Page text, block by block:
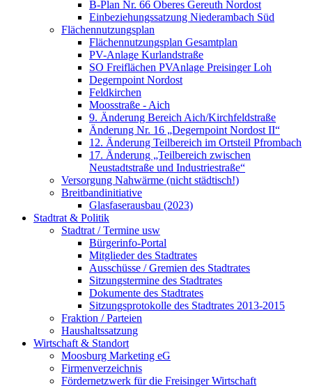
B-Plan Nr. 66 Oberes Gereuth Nordost
Einbeziehungssatzung Niederambach Süd
Flächennutzungsplan
Flächennutzungsplan Gesamtplan
PV-Anlage Kurlandstraße
SO Freiflächen PV­Anlage Preisinger Loh
Degernpoint Nordost
Feldkirchen
Moosstraße - Aich
9. Änderung Bereich Aich/Kirchfeldstraße
Änderung Nr. 16 „Degernpoint Nordost II“
12. Änderung Teilbereich im Ortsteil Pfrombach
17. Änderung „Teilbereich zwischen
Neustadtstraße und Industriestraße“
Versorgung Nahwärme (nicht städtisch!)
Breitbandinitiative
Glasfaserausbau (2023)
Stadtrat & Politik
Stadtrat / Termine usw
Bürgerinfo-Portal
Mitglieder des Stadtrates
Ausschüsse / Gremien des Stadtrates
Sitzungstermine des Stadtrates
Dokumente des Stadtrates
Sitzungsprotokolle des Stadtrates 2013-2015
Fraktion / Parteien
Haushaltssatzung
Wirtschaft & Standort
Moosburg Marketing eG
Firmenverzeichnis
Fördernetzwerk für die Freisinger Wirtschaft